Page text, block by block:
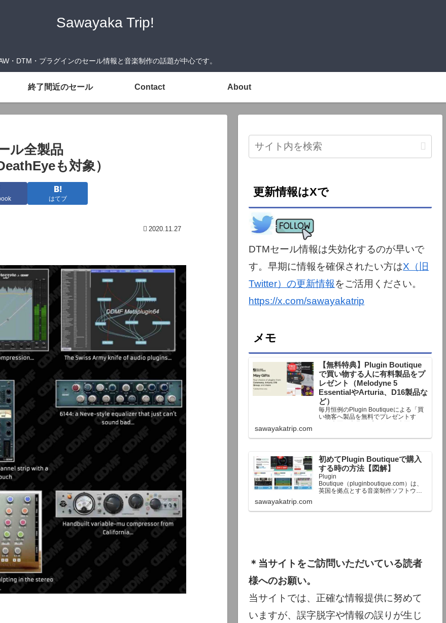
Sawayaka Trip!
・DTM・プラグインのセール情報と音楽制作の話題が中心です。
終了間近のセール Contact About
ル全製品
も対象）
はてブ
2020.11.27
更新情報はXで
DTMセール情報は失効化するのが早いで
す。早期に情報を確保されたい方はX（旧
Twitter）の更新情報をご活用ください。
https://x.com/sawayakatrip
メモ
【無料特典】Plugin Boutique
で買い物する人に有料製品をプ
レゼント（Melodyne 5
EssentialやArturia、D16製品な
ど）
毎月恒例のPlugin Boutiqueによる「買
い物客へ製品を無料でプレゼントす
る」企画。今月もプレゼント企画が用
定額以上のお金を出して何かを購入す
終了予定日：日本時間：6/1（月…
sawayakatrip.com
初めてPlugin Boutiqueで購入
する時の方法【図解】
Plugin
Boutique（pluginboutique.com）は、
英国を拠点とする音楽制作ソフトウェ
で、世界中のミュージシャンに利用さ
sawayakatrip.com
＊当サイトをご訪問いただいている読者
様へのお願い。
当サイトでは、正確な情報提供に努めて
いますが、誤字脱字や情報の誤りが生じ